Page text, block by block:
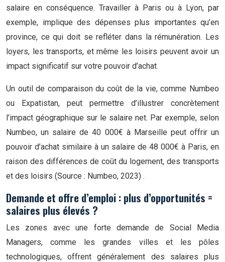
salaire en conséquence. Travailler à Paris ou à Lyon, par
exemple, implique des dépenses plus importantes qu’en
province, ce qui doit se refléter dans la rémunération. Les
loyers, les transports, et même les loisirs peuvent avoir un
impact significatif sur votre pouvoir d’achat.
Un outil de comparaison du coût de la vie, comme Numbeo
ou Expatistan, peut permettre d’illustrer concrètement
l’impact géographique sur le salaire net. Par exemple, selon
Numbeo, un salaire de 40 000€ à Marseille peut offrir un
pouvoir d’achat similaire à un salaire de 48 000€ à Paris, en
raison des différences de coût du logement, des transports
et des loisirs (Source : Numbeo, 2023) .
Demande et offre d’emploi : plus d’opportunités =
salaires plus élevés ?
Les zones avec une forte demande de Social Media
Managers, comme les grandes villes et les pôles
technologiques, offrent généralement des salaires plus